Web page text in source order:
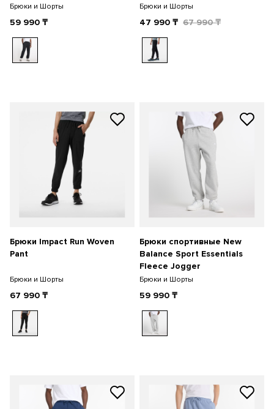
Брюки и Шорты
59 990 ₸
Брюки и Шорты
47 990 ₸ 67 990₸
Брюки Impact Run Woven
Pant
Брюки и Шорты
67 990 ₸
Брюки спортивные New
Balance Sport Essentials
Fleece Jogger
Брюки и Шорты
59 990 ₸